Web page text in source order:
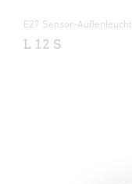
E27 Sensor-
L 12 S